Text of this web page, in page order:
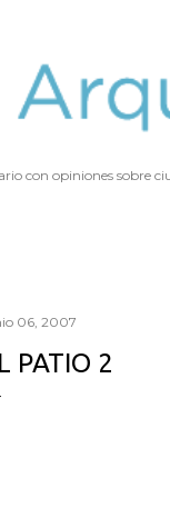
con opiniones sobre
06, 2007
PATIO 2